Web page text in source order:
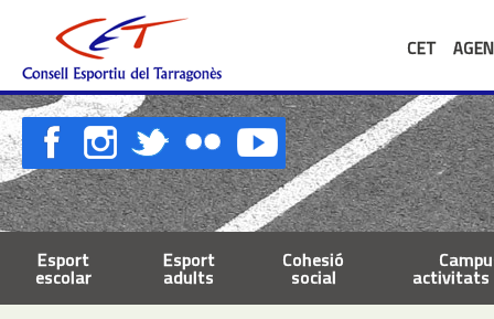
CET
Esport
escolar
Esport
adults
Cohesió
social activitats